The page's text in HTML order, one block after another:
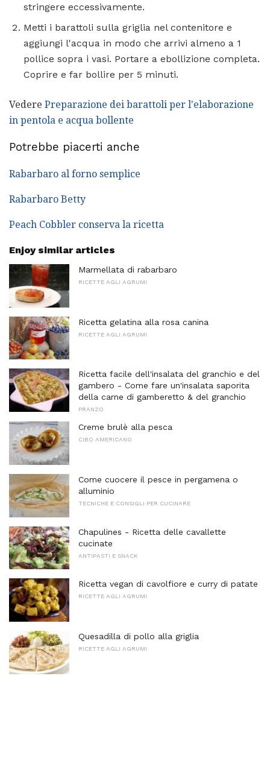
stringere eccessivamente.
Metti i barattoli sulla griglia nel contenitore e
aggiungi l'acqua in modo che arrivi almeno a 1
pollice sopra i vasi. Portare a ebollizione completa.
Coprire e far bollire per 5 minuti.
Vedere Preparazione dei barattoli per l'elaborazione
in pentola e acqua bollente
Potrebbe piacerti anche
Rabarbaro al forno semplice
Rabarbaro Betty
Peach Cobbler conserva la ricetta
Enjoy similar articles
Marmellata di rabarbaro
RICETTE AGLI AGRUMI
Ricetta gelatina alla rosa canina
RICETTE AGLI AGRUMI
Ricetta facile dell'insalata del granchio e del
gambero - Come fare un'insalata saporita
della carne di gamberetto & del granchio
PRANZO
Creme brulè alla pesca
CIBO AMERICANO
Come cuocere il pesce in pergamena o
alluminio
TECNICHE E CONSIGLI PER CUCINARE
Chapulines - Ricetta delle cavallette
cucinate
ANTIPASTI E SNACK
Ricetta vegan di cavolfiore e curry di patate
RICETTE AGLI AGRUMI
Quesadilla di pollo alla griglia
RICETTE AGLI AGRUMI